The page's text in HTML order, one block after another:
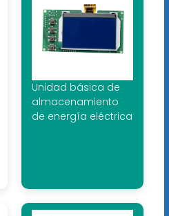
Unidad básica de
almacenamiento
de energía eléctrica